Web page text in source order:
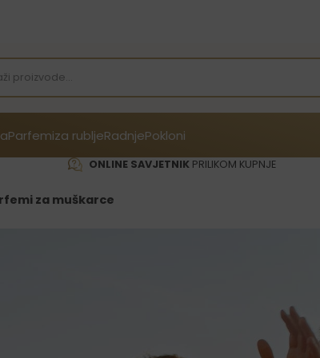
Parfemiza rubljeRadnjePokloni
ONLINE SAVJETNIKPRILIKOM KUPNJE
za muškarce